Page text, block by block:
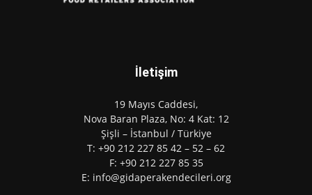
İletişim
19 Mayıs Caddesi,
Nova Baran Plaza, No: 4 Kat: 12
Şişli – İstanbul / Türkiye
T: +90 212 227 85 42 – 52 – 62
F: +90 212 227 85 35
E: info@gidaperakendecileri.org